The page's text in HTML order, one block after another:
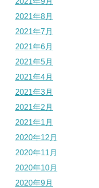
2021年8月
2021年7月
2021年6月
2021年5月
2021年4月
2021年3月
2021年2月
2021年1月
2020年12月
2020年11月
2020年10月
2020年9月